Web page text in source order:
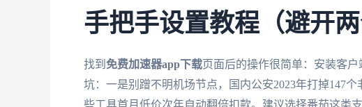
手把手设置教程（避开两
找到 免费加速器app下载页面后的操作很简单：安装客
坑：一是别蹭不明机场节点，国内公安2023年打掉147